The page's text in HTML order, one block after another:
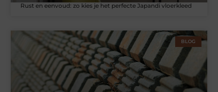
Rust en eenvoud: zo kies je het perfecte Japandi vloerkleed
BLOG